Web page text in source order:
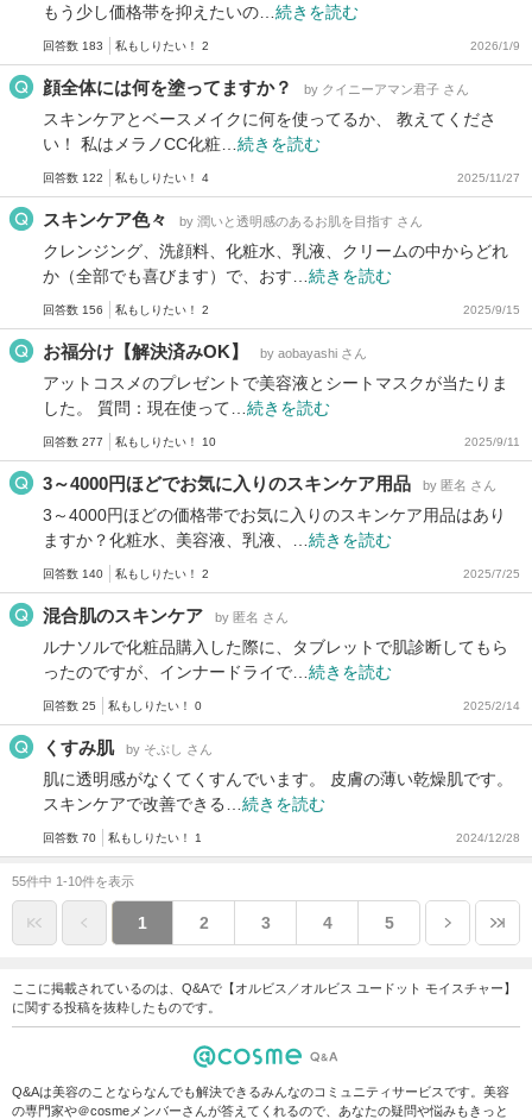
もう少し価格帯を抑えたいの… 続きを読む
回答数 183 私もしりたい！ 2 2026/1/9
顔全体には何を塗ってますか？ by クイニーアマン君子 さん
スキンケアとベースメイクに何を使ってるか、 教えてくださ
い！ 私はメラノCC化粧… 続きを読む
回答数 122 私もしりたい！ 4 2025/11/27
スキンケア色々 by 潤いと透明感のあるお肌を目指す さん
クレンジング、洗顔料、化粧水、乳液、クリームの中からどれ
か（全部でも喜びます）で、おす… 続きを読む
回答数 156 私もしりたい！ 2 2025/9/15
お福分け【解決済みOK】 by aobayashi さん
アットコスメのプレゼントで美容液とシートマスクが当たりま
した。 質問：現在使って… 続きを読む
回答数 277 私もしりたい！ 10 2025/9/11
3～4000円ほどでお気に入りのスキンケア用品 by 匿名 さん
3～4000円ほどの価格帯でお気に入りのスキンケア用品はあり
ますか？化粧水、美容液、乳液、… 続きを読む
回答数 140 私もしりたい！ 2 2025/7/25
混合肌のスキンケア by 匿名 さん
ルナソルで化粧品購入した際に、タブレットで肌診断してもら
ったのですが、インナードライで… 続きを読む
回答数 25 私もしりたい！ 0 2025/2/14
くすみ肌 by そぶし さん
肌に透明感がなくてくすんでいます。 皮膚の薄い乾燥肌です。
スキンケアで改善できる… 続きを読む
回答数 70 私もしりたい！ 1 2024/12/28
55件中 1-10件を表示
1 2 3 4 5
ここに掲載されているのは、Q&Aで【オルビス／オルビス ユードット モイスチャー】
に関する投稿を抜粋したものです。
Q&Aは美容のことならなんでも解決できるみんなのコミュニティサービスです。美容
の専門家や＠cosmeメンバーさんが答えてくれるので、あなたの疑問や悩みもきっと